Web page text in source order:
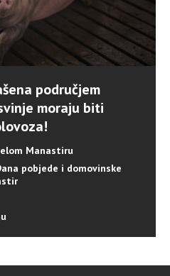
područjem
moraju biti
Manastiru
pobjede i domovinske